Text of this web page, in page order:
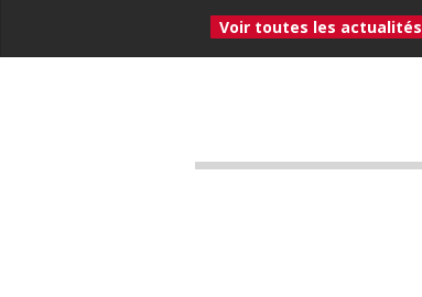
Voir toutes les actualités